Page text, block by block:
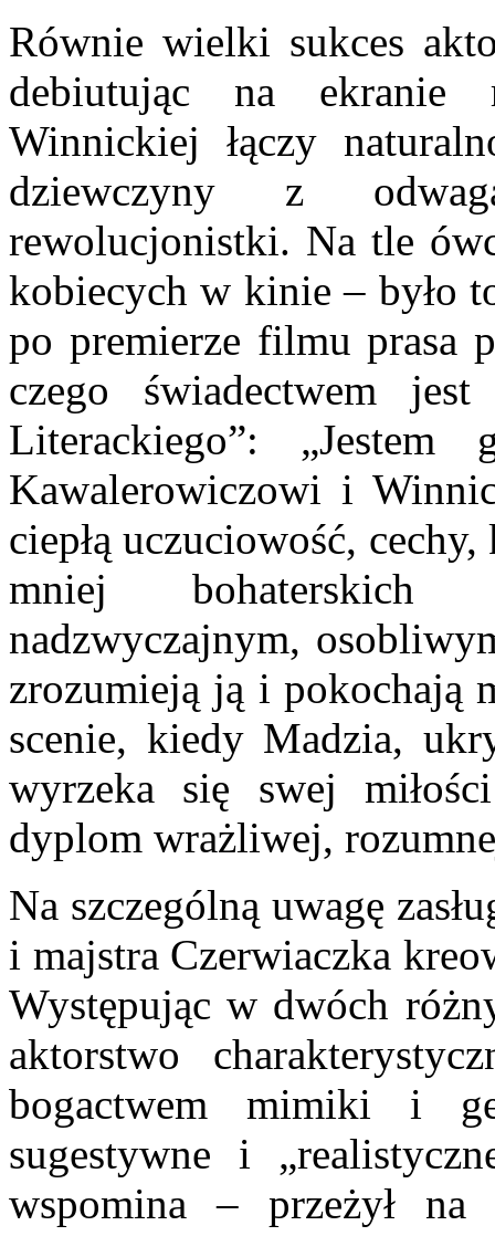
Równie wielki sukces
debiutując na
Winnickiej łączy
dziewczyny z
rewolucjonistki. Na tle
kobiecych w kinie – było
po premierze filmu prasa
czego świadectwem
Literackiego”: „Jestem
Kawalerowiczowi i
ciepłą uczuciowość,
mniej bohaterskich
nadzwyczajnym,
zrozumieją ją i pokochają
scenie, kiedy Madzia,
wyrzeka się swej
dyplom wrażliwej,
Na szczególną uwagę
i majstra Czerwiaczka
Wy­stępując w dwóch
aktorstwo
bogactwem mi­miki i
sugestywne i
wspomina – przeżył